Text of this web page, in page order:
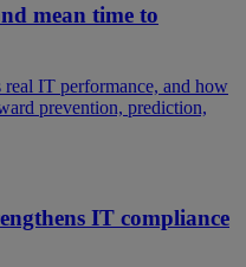
mean time to
IT performance, and how
prevention, prediction,
IT compliance